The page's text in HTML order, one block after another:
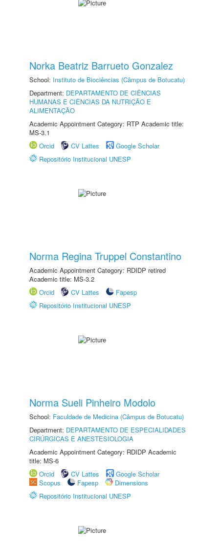
Norka Beatriz Barrueto Gonzalez
School: Instituto de Biociências (Câmpus de Botucatu)
Department: DEPARTAMENTO DE CIÊNCIAS
HUMANAS E CIÊNCIAS DA NUTRIÇÃO E
ALIMENTAÇÃO
Academic Appointment Category: RTP Academic title:
MS-3.1
Orcid
CV Lattes
Google Scholar
Repositório Institucional UNESP
Norma Regina Truppel Constantino
Academic Appointment Category: RDIDP retired
Academic title: MS-3.2
Orcid
CV Lattes
Fapesp
Repositório Institucional UNESP
Norma Sueli Pinheiro Modolo
School: Faculdade de Medicina (Câmpus de Botucatu)
Department: DEPARTAMENTO DE ESPECIALIDADES
CIRÚRGICAS E ANESTESIOLOGIA
Academic Appointment Category: RDIDP Academic
title: MS-6
Orcid
CV Lattes
Google Scholar
Scopus
Fapesp
Dimensions
Repositório Institucional UNESP